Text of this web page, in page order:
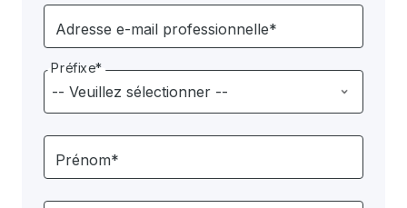
Adresse e-mail professionnelle*
Préfixe*
Prénom*